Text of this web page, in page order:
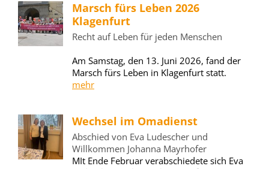
Marsch fürs Leben 2026
Klagenfurt
Recht auf Leben für jeden Menschen
Am Samstag, den 13. Juni 2026, fand der
Marsch fürs Leben in Klagenfurt statt.
mehr
Wechsel im Omadienst
Abschied von Eva Ludescher und
Willkommen Johanna Mayrhofer
MIt Ende Februar verabschiedete sich Eva